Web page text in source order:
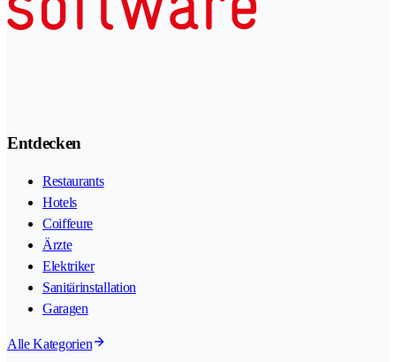
Entdecken
Restaurants
Hotels
Coiffeure
Ärzte
Elektriker
Sanitärinstallation
Garagen
Alle Kategorien